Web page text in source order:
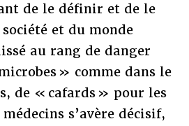
de le définir et de le
et du monde
au rang de danger
» comme dans le
de « cafards » pour les
s’avère décisif,